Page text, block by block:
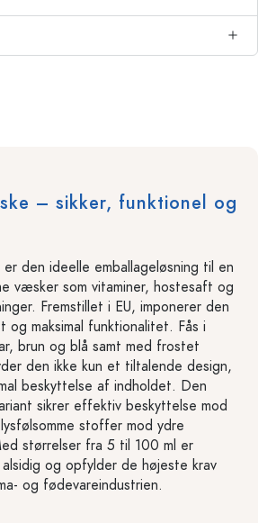
– sikker, funktionel og
den ideelle emballageløsning til en
væsker som vitaminer, hostesaft og
Fremstillet i EU, imponerer den
og maksimal funktionalitet. Fås i
brun og blå samt med frostet
den ikke kun et tiltalende design,
beskyttelse af indholdet. Den
sikrer effektiv beskyttelse mod
stoffer mod ydre
størrelser fra 5 til 100 ml er
alsidig og opfylder de højeste krav
og fødevareindustrien.